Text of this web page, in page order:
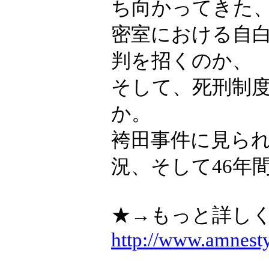
ち向かってきた
密室における自
判を招くのか、
そして、死刑制
か。
袴田事件に見ら
況、そして46年
★→もっと詳し
http://